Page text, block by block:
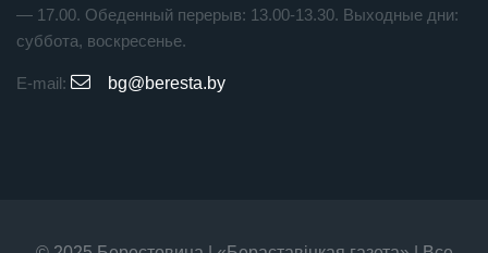
— 17.00. Обеденный перерыв: 13.00-13.30. Выходные дни:
суббота, воскресенье.
E-mail: bg@beresta.by